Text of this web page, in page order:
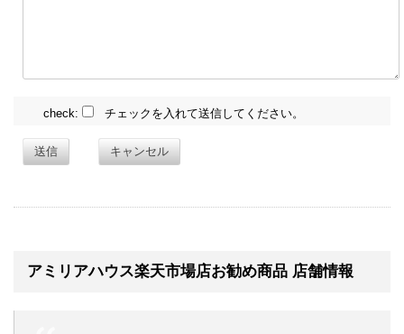
check: チェックを入れて送信してください。
送信 キャンセル
アミリアハウス楽天市場店お勧め商品 店舗情報